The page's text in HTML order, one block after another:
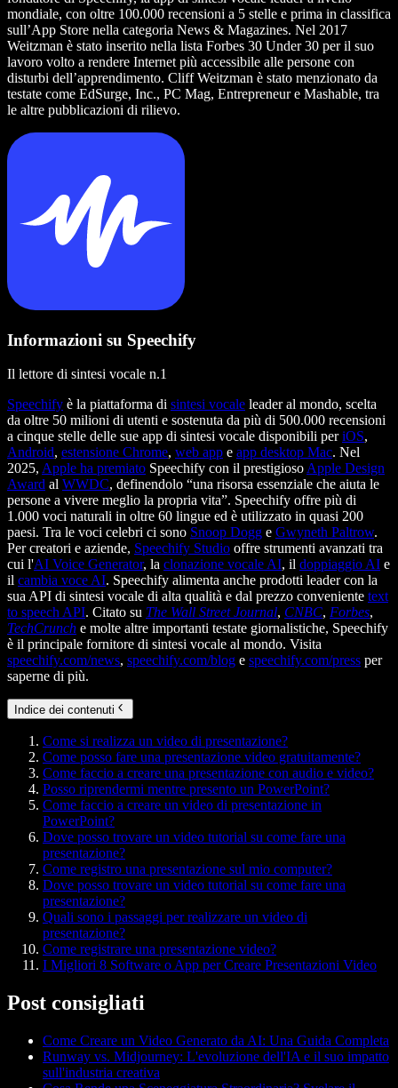
mondiale, con oltre 100.000 recensioni a 5 stelle e prima in classifica
sull’App Store nella categoria News & Magazines. Nel 2017
Weitzman è stato inserito nella lista Forbes 30 Under 30 per il suo
lavoro volto a rendere Internet più accessibile alle persone con
disturbi dell’apprendimento. Cliff Weitzman è stato menzionato da
testate come EdSurge, Inc., PC Mag, Entrepreneur e Mashable, tra
le altre pubblicazioni di rilievo.
Informazioni su Speechify
Il lettore di sintesi vocale n.1
Speechify è la piattaforma di sintesi vocale leader al mondo, scelta
da oltre 50 milioni di utenti e sostenuta da più di 500.000 recensioni
a cinque stelle delle sue app di sintesi vocale disponibili periOS,
Android, estensione Chrome, web app e app desktop Mac. Nel
2025, Apple ha premiato Speechify con il prestigioso Apple Design
Award al WWDC, definendolo “una risorsa essenziale che aiuta le
persone a vivere meglio la propria vita”. Speechify offre più di
1.000 voci naturali in oltre 60 lingue ed è utilizzato in quasi 200
paesi. Tra le voci celebri ci sono Snoop Dogg e Gwyneth Paltrow.
Per creatori e aziende, Speechify Studio offre strumenti avanzati tra
cui l'AI Voice Generator, la clonazione vocale AI, il doppiaggio AI e
il cambia voce AI. Speechify alimenta anche prodotti leader con la
sua API di sintesi vocale di alta qualità e dal prezzo conveniente text
to speech API. Citato su The Wall Street Journal, CNBC, Forbes,
TechCrunch e molte altre importanti testate giornalistiche, Speechify
è il principale fornitore di sintesi vocale al mondo. Visita
speechify.com/news, speechify.com/blog e speechify.com/press per
saperne di più.
Indice dei contenuti
Come si realizza un video di presentazione?
Come posso fare una presentazione video gratuitamente?
Come faccio a creare una presentazione con audio e video?
Posso riprendermi mentre presento un PowerPoint?
Come faccio a creare un video di presentazione in
PowerPoint?
Dove posso trovare un video tutorial su come fare una
presentazione?
Come registro una presentazione sul mio computer?
Dove posso trovare un video tutorial su come fare una
presentazione?
Quali sono i passaggi per realizzare un video di
presentazione?
Come registrare una presentazione video?
I Migliori 8 Software o App per Creare Presentazioni Video
Post consigliati
Come Creare un Video Generato da AI: Una Guida Completa
Runway vs. Midjourney: L'evoluzione dell'IA e il suo impatto
sull'industria creativa